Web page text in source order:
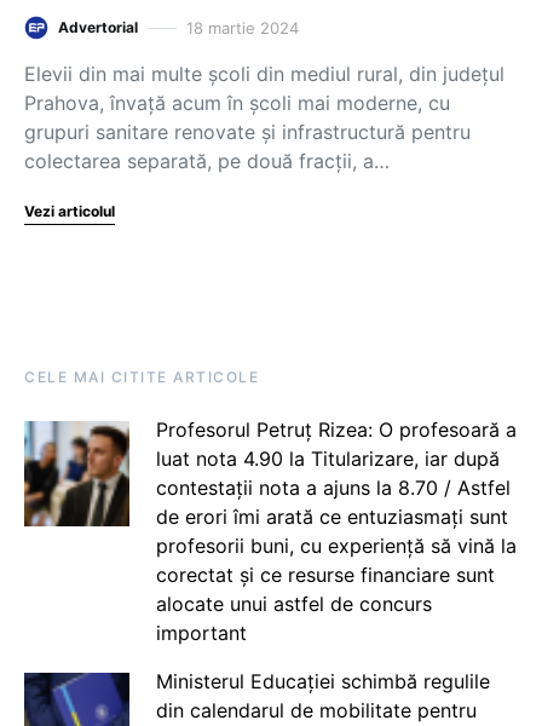
Advertorial 18 martie 2024
Elevii din mai multe școli din mediul rural, din județul
Prahova, învață acum în școli mai moderne, cu
grupuri sanitare renovate și infrastructură pentru
colectarea separată, pe două fracții, a…
Vezi articolul
CELE MAI CITITE ARTICOLE
Profesorul Petruț Rizea: O profesoară a
luat nota 4.90 la Titularizare, iar după
contestații nota a ajuns la 8.70 / Astfel
de erori îmi arată ce entuziasmați sunt
profesorii buni, cu experiență să vină la
corectat și ce resurse financiare sunt
alocate unui astfel de concurs
important
Ministerul Educației schimbă regulile
din calendarul de mobilitate pentru